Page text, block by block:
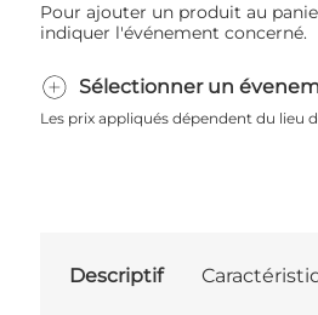
Pour ajouter un produit au
indiquer l'événement concerné.
Sélectionner un
Les prix appliqués dépendent du lieu
Descriptif